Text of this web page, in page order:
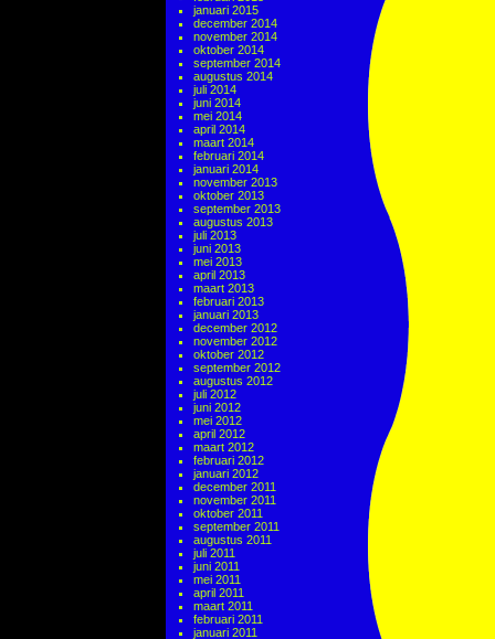
januari 2015
december 2014
november 2014
oktober 2014
september 2014
augustus 2014
juli 2014
juni 2014
mei 2014
april 2014
maart 2014
februari 2014
januari 2014
november 2013
oktober 2013
september 2013
augustus 2013
juli 2013
juni 2013
mei 2013
april 2013
maart 2013
februari 2013
januari 2013
december 2012
november 2012
oktober 2012
september 2012
augustus 2012
juli 2012
juni 2012
mei 2012
april 2012
maart 2012
februari 2012
januari 2012
december 2011
november 2011
oktober 2011
september 2011
augustus 2011
juli 2011
juni 2011
mei 2011
april 2011
maart 2011
februari 2011
januari 2011